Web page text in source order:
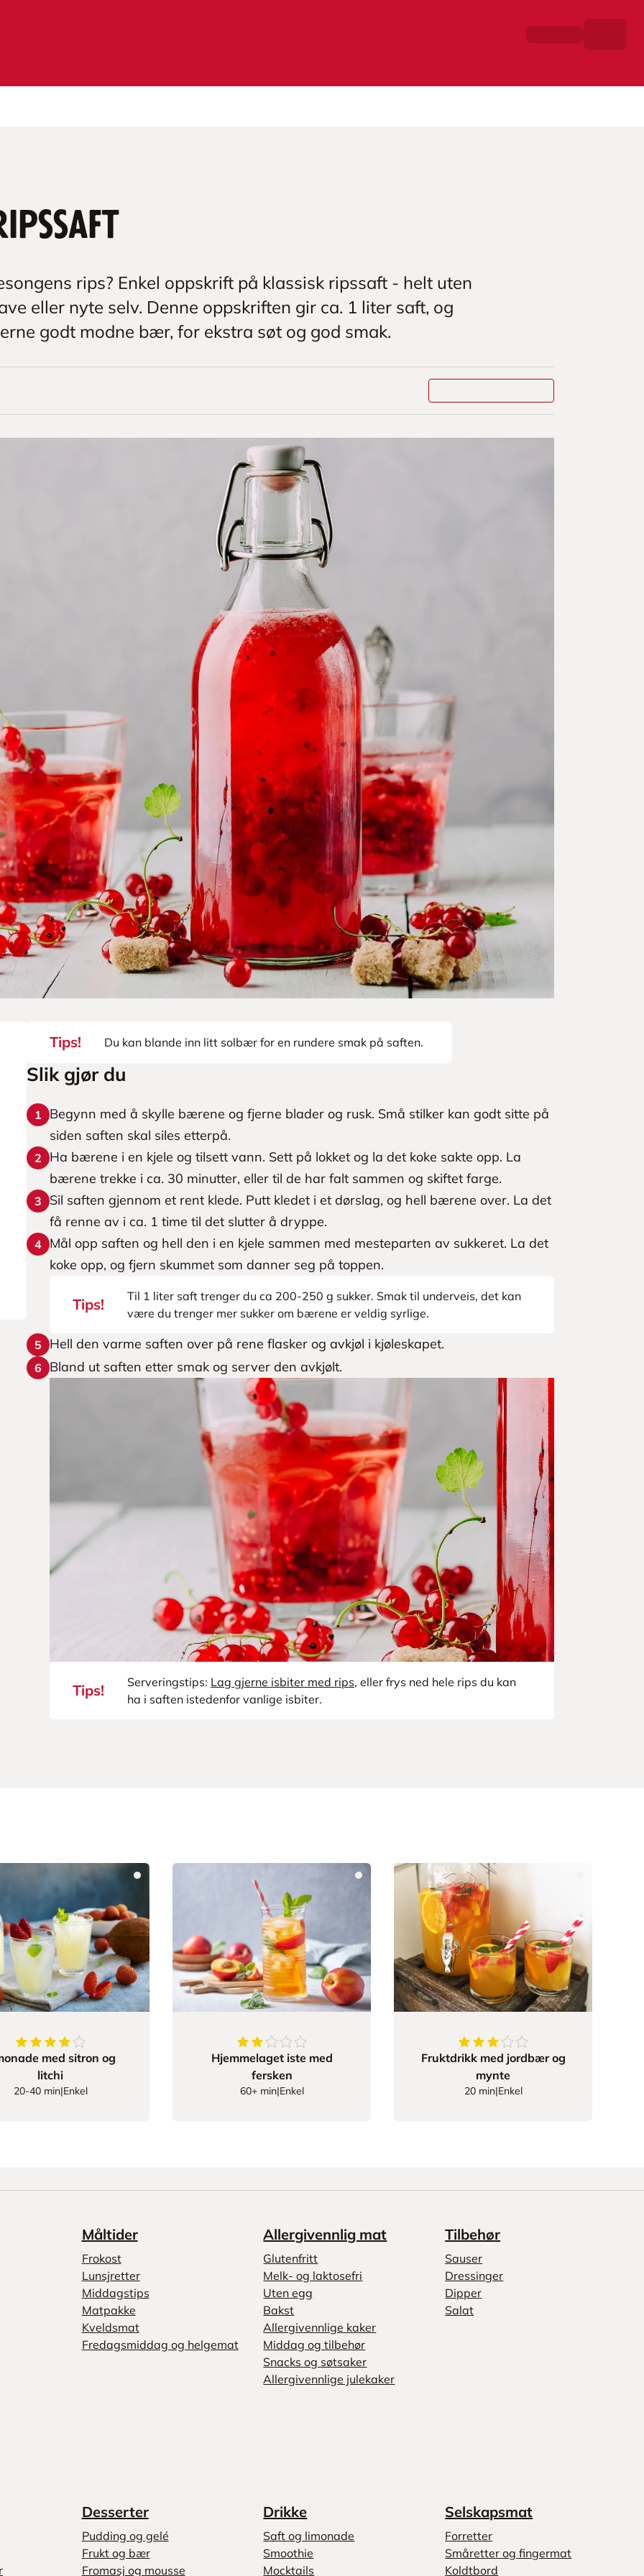
rips? Enkel oppskrift på klassisk ripssaft - helt uten
eller nyte selv. Denne oppskriften gir ca. 1 liter saft, og
godt modne bær, for ekstra søt og god smak.
Tips! Du kan blande inn litt solbær for en rundere smak på saften.
Slik gjør du
1
Begynn med å skylle bærene og fjerne blader og rusk. Små stilker kan godt sitte på
siden saften skal siles etterpå.
2
Ha bærene i en kjele og tilsett vann. Sett på lokket og la det koke sakte opp. La
bærene trekke i ca. 30 minutter, eller til de har falt sammen og skiftet farge.
3
Sil saften gjennom et rent klede. Putt kledet i et dørslag, og hell bærene over. La det
få renne av i ca. 1 time til det slutter å dryppe.
4 Mål opp saften og hell den i en kjele sammen med mesteparten av sukkeret. La det
koke opp, og fjern skummet som danner seg på toppen.
Tips!
Til 1 liter saft trenger du ca 200-250 g sukker. Smak til underveis, det kan
være du trenger mer sukker om bærene er veldig syrlige.
5 Hell den varme saften over på rene flasker og avkjøl i kjøleskapet.
6 Bland ut saften etter smak og server den avkjølt.
Tips! Serveringstips: Lag gjerne isbiter med rips, eller frys ned hele rips du kan
ha i saften istedenfor vanlige isbiter.
4.285714285714286
med sitron og
litchi
20-40 min|Enkel
2.7777777777777777
Hjemmelaget iste med
fersken
60+ min|Enkel
3av5stjerner
Fruktdrikk med jordbær og
mynte
20 min|Enkel
Måltider
Frokost
Lunsjretter
Middagstips
Matpakke
Kveldsmat
Fredagsmiddag og helgemat
Allergivennlig mat
Glutenfritt
Melk- og laktosefri
Uten egg
Bakst
Allergivennlige kaker
Middag og tilbehør
Snacks og søtsaker
Allergivennlige julekaker
Tilbehør
Sauser
Dressinger
Dipper
Salat
Desserter
Pudding og gelé
Frukt og bær
Fromasj og mousse
Drikke
Saft og limonade
Smoothie
Mocktails
Selskapsmat
Forretter
Småretter og fingermat
Koldtbord